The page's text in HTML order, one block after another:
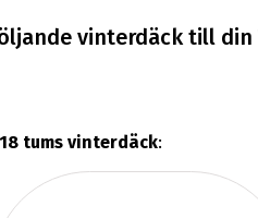
vinterdäck till din
tums vinterdäck: